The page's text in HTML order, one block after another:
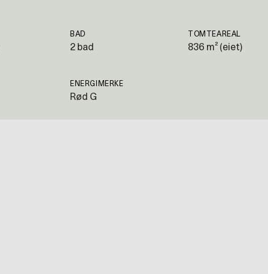
BAD
2 bad
TOMTEAREAL
836 m² (eiet)
ENERGIMERKE
Rød G